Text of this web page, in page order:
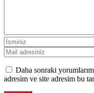
Daha sonraki
adresim ve site adresim bu